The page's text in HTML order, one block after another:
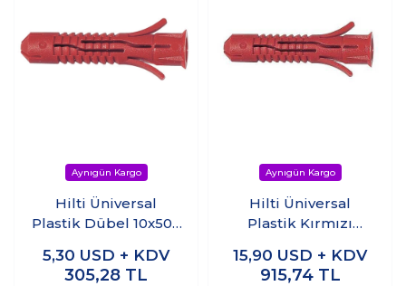
Hilti Üniversal
Plastik Dübel 10x50 -
5,30 USD + KDV
305,28 TL
Hilti Üniversal
Plastik Kırmızı
Adet
15,90 USD + KDV
915,74 TL